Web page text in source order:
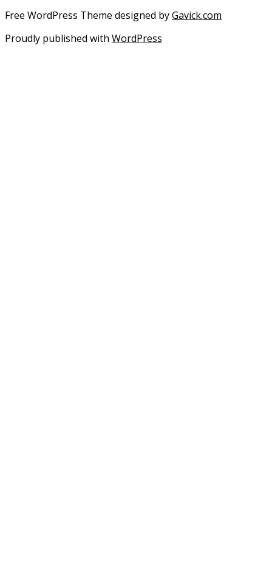
Free WordPress Theme designed byGavick.com
Proudly published with WordPress